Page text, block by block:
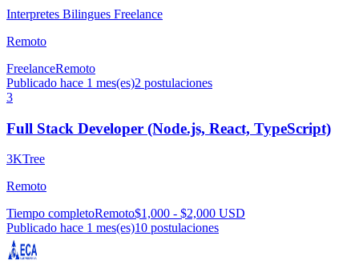
Interpretes Bilingues Freelance
Remoto
FreelanceRemoto
Publicado hace 1 mes(es)2 postulaciones
3
Full Stack Developer (Node.js, React, TypeScript)
3KTree
Remoto
Tiempo completoRemoto$1,000 - $2,000 USD
Publicado hace 1 mes(es)10 postulaciones